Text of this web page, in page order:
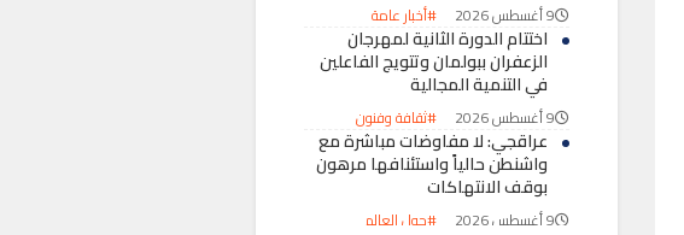
9 أغسطس 2026 #أخبار عامة
اختتام الدورة الثانية لمهرجان
الزعفران ببولمان وتتويج الفاعلين
في التنمية المجالية
9 أغسطس 2026 #ثقافة وفنون
عراقجي: لا مفاوضات مباشرة مع
واشنطن حالياً واستئنافها مرهون
بوقف الانتهاكات
9 أغسطس 2026 #حول العالم